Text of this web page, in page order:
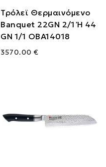
Τρόλεϊ Θερμαινόμενο
Banquet 22GN 2/1 Ή 44
GN 1/1 OBA14018
3570.00 €